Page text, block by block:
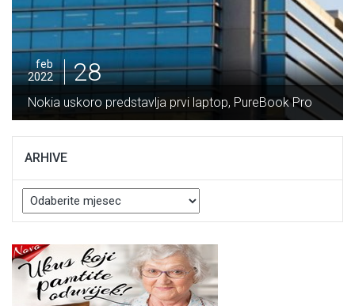
prvi laptop, PureBook Pro
28
Potpisan Ugovor za
Vranduk vrijedan 64
ARHIVE
Arhive